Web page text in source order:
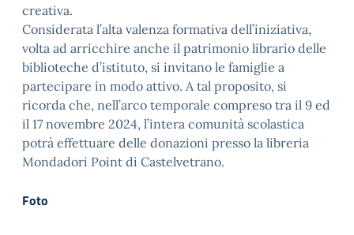
creativa.
Considerata l’alta valenza formativa dell’iniziativa,
volta ad arricchire anche il patrimonio librario delle
biblioteche d’istituto, si invitano le famiglie a
partecipare in modo attivo. A tal proposito, si
ricorda che, nell’arco temporale compreso tra il 9 ed
il 17 novembre 2024, l’intera comunità scolastica
potrà effettuare delle donazioni presso la libreria
Mondadori Point di Castelvetrano.
Foto